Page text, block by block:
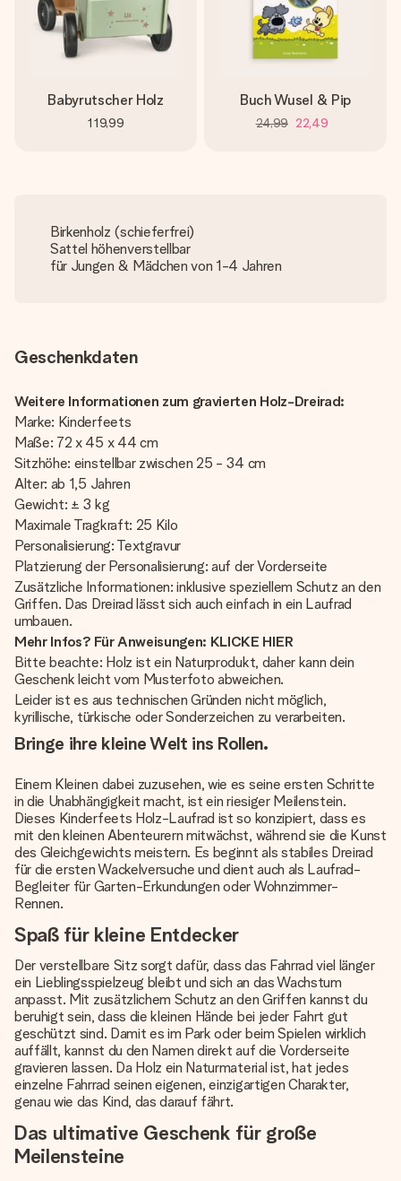
Babyrutscher Holz
119,99
Buch Wusel & Pip
24,99 22,49
Birkenholz (schieferfrei)
Sattel höhenverstellbar
für Jungen & Mädchen von 1-4 Jahren
Geschenkdaten
Weitere Informationen zum gravierten Holz-Dreirad:
Marke: Kinderfeets
Maße: 72 x 45 x 44 cm
Sitzhöhe: einstellbar zwischen 25 - 34 cm
Alter: ab 1,5 Jahren
Gewicht: ± 3 kg
Maximale Tragkraft: 25 Kilo
Personalisierung: Textgravur
Platzierung der Personalisierung: auf der Vorderseite
Zusätzliche Informationen: inklusive speziellem Schutz an den
Griffen. Das Dreirad lässt sich auch einfach in ein Laufrad
umbauen.
Mehr Infos? Für Anweisungen: KLICKE HIER
Bitte beachte: Holz ist ein Naturprodukt, daher kann dein
Geschenk leicht vom Musterfoto abweichen.
Leider ist es aus technischen Gründen nicht möglich,
kyrillische, türkische oder Sonderzeichen zu verarbeiten.
Bringe ihre kleine Welt ins Rollen.
Einem Kleinen dabei zuzusehen, wie es seine ersten Schritte
in die Unabhängigkeit macht, ist ein riesiger Meilenstein.
Dieses Kinderfeets Holz-Laufrad ist so konzipiert, dass es
mit den kleinen Abenteurern mitwächst, während sie die Kunst
des Gleichgewichts meistern. Es beginnt als stabiles Dreirad
für die ersten Wackelversuche und dient auch als Laufrad-
Begleiter für Garten-Erkundungen oder Wohnzimmer-
Rennen.
Spaß für kleine Entdecker
Der verstellbare Sitz sorgt dafür, dass das Fahrrad viel länger
ein Lieblingsspielzeug bleibt und sich an das Wachstum
anpasst. Mit zusätzlichem Schutz an den Griffen kannst du
beruhigt sein, dass die kleinen Hände bei jeder Fahrt gut
geschützt sind. Damit es im Park oder beim Spielen wirklich
auffällt, kannst du den Namen direkt auf die Vorderseite
gravieren lassen. Da Holz ein Naturmaterial ist, hat jedes
einzelne Fahrrad seinen eigenen, einzigartigen Charakter,
genau wie das Kind, das darauf fährt.
Das ultimative Geschenk für große
Meilensteine